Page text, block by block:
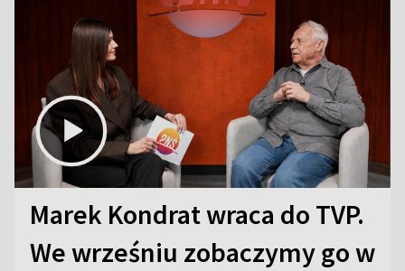
Marek Kondrat wraca do TVP.
We wrześniu zobaczymy go w